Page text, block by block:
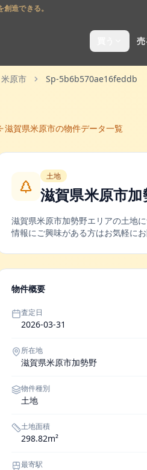
造できる。
売
米原市 Sp-5b6b570ae16feddb
滋賀県米原市の物件データ一覧
土地
滋賀県米原市加
滋賀県米原市加勢野エリアの土地
情報にご興味がある方はお気軽にお
物件概要
査定日
2026-03-31
所在地
滋賀県米原市加勢野
物件種別
土地
土地面積
298.82m²
最寄駅